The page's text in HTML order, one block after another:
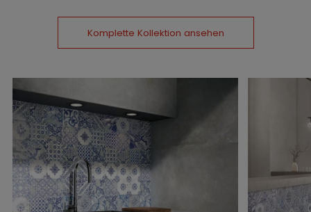
Komplette Kollektion ansehen